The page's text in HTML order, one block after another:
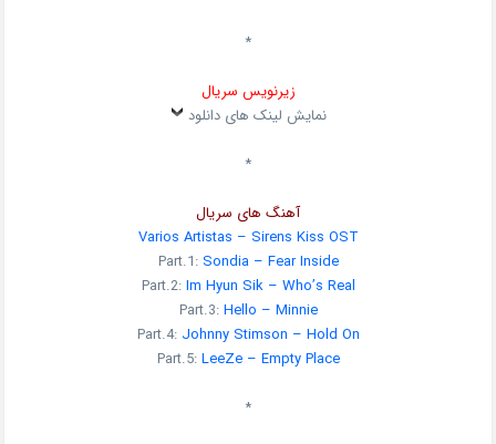
*
زیرنویس سریال
نمایش لینک های دانلود
*
آهنگ های سریال
Varios Artistas – Sirens Kiss OST
Part.1:Sondia – Fear Inside
Part.2:Im Hyun Sik – Who’s Real
Part.3:Hello – Minnie
Part.4: Johnny Stimson – Hold On
Part.5:LeeZe – Empty Place
*